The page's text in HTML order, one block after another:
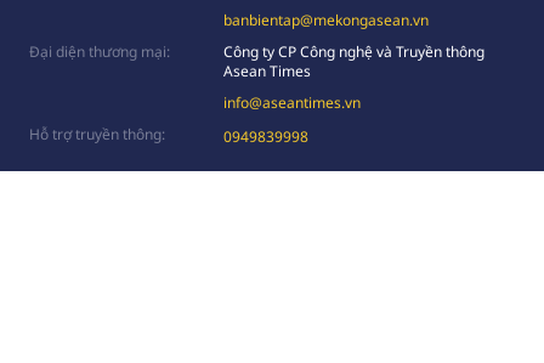
banbientap@mekongasean.vn
Đại diện thương mại:
Công ty CP Công nghệ và Truyền thông
Asean Times
info@aseantimes.vn
Hỗ trợ truyền thông:
0949839998